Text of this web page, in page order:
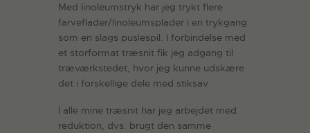
Med linoleumstryk har jeg trykt flere
farveflader/linoleumsplader i en trykgang
som en slags puslespil. I forbindelse med
et storformat træsnit fik jeg adgang til
træværkstedet, hvor jeg kunne udskære
det i forskellige dele med stiksav.
I alle mine træsnit har jeg arbejdet med
reduktion, dvs. brugt den samme